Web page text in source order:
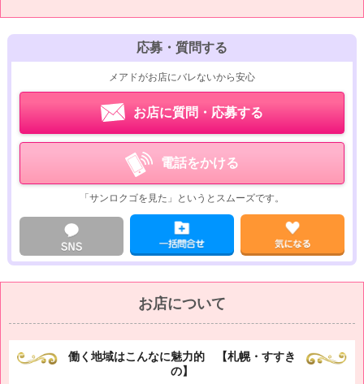
60分コース…13,900円
80分コース…17,900円
100分コース…21,900円
120分コース…25,900円
【14:00～】
50分コース…12,900円
60分コース…14,900円
80分コース…18,900円
100分コース…22,900円
120分コース…26,900円
応募・質問する
メアドがお店にバレないから安心
お店に質問・応募する
電話をかける
「サンロクゴを見た」というとスムーズです。
お店について
働く地域はこんなに魅力的 【札幌・すすき
の】